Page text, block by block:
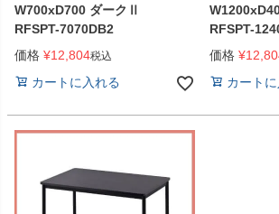
W700xD700 ダークⅡ
RFSPT-7070DB2
価格 ¥12,804税込
カートに入れる
RFSPT-
価格 ¥
カート